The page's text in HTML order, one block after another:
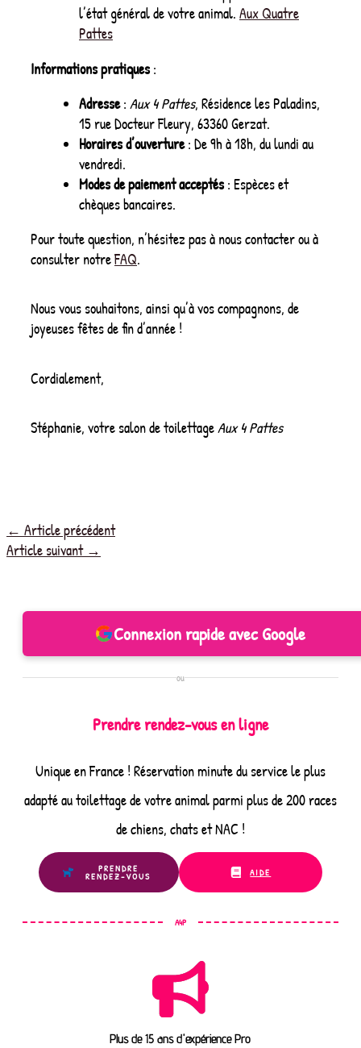
l’état général de votre animal. Aux Quatre
Pattes
Informations pratiques :
Adresse: Aux 4 Pattes, Résidence les Paladins,
15 rue Docteur Fleury, 63360 Gerzat.
Horaires d’ouverture: De 9h à 18h, du lundi au
vendredi.
Modes de paiement acceptés : Espèces et
chèques bancaires.
Pour toute question, n’hésitez pas à nous contacter ou à
consulter notreFAQ.
Nous vous souhaitons, ainsi qu’à vos compagnons, de
joyeuses fêtes de fin d’année !
Cordialement,
Stéphanie, votre salon de toilettageAux 4 Pattes
← Article précédent
Article suivant →
Connexion rapide avec Google
ou
Prendre rendez-vous en ligne
Unique en France ! Réservation minute du service le plus
adapté au toilettage de votre animal parmi plus de 200 races
de chiens, chats et NAC !
PRENDRE
RENDEZ-VOUS AIDE
A4P
Plus de 15 ans d'expérience Pro